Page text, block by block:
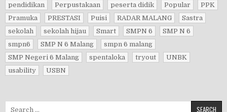
pendidikan
Perpustakaan peserta didik Popular
PPK
Pramuka
PRESTASI Puisi RADAR MALANG
Sastra
sekolah
sekolah hijau Smart SMPN 6
SMP N 6
smpn6
SMP N 6 Malang
smpn 6 malang
SMP Negeri 6 Malang
spentaloka tryout
UNBK
usability
USBN